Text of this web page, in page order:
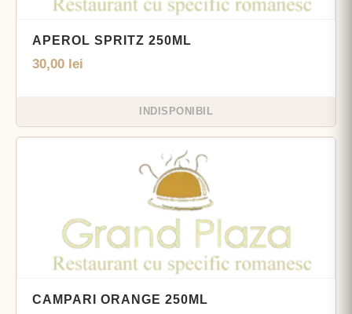
APEROL SPRITZ 250ML
30,00 lei
INDISPONIBIL
CAMPARI ORANGE 250ML